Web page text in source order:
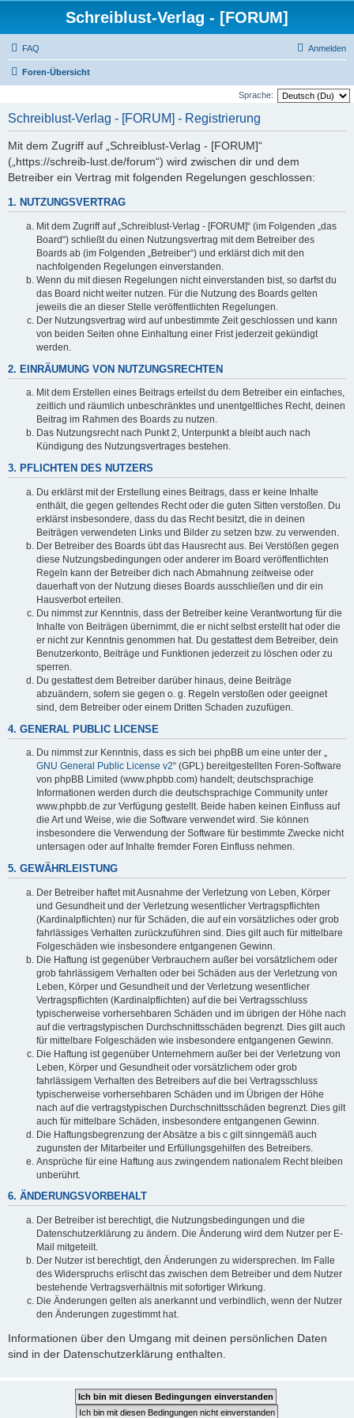
Schreiblust-Verlag - [FORUM]
FAQ Anmelden
Foren-Übersicht
Sprache:
Schreiblust-Verlag - [FORUM] - Registrierung
Mit dem Zugriff auf „Schreiblust-Verlag - [FORUM]“
(„https://schreib-lust.de/forum“) wird zwischen dir und dem
Betreiber ein Vertrag mit folgenden Regelungen geschlossen:
1. NUTZUNGSVERTRAG
Mit dem Zugriff auf „Schreiblust-Verlag - [FORUM]“ (im Folgenden „das
Board“) schließt du einen Nutzungsvertrag mit dem Betreiber des
Boards ab (im Folgenden „Betreiber“) und erklärst dich mit den
nachfolgenden Regelungen einverstanden.
Wenn du mit diesen Regelungen nicht einverstanden bist, so darfst du
das Board nicht weiter nutzen. Für die Nutzung des Boards gelten
jeweils die an dieser Stelle veröffentlichten Regelungen.
Der Nutzungsvertrag wird auf unbestimmte Zeit geschlossen und kann
von beiden Seiten ohne Einhaltung einer Frist jederzeit gekündigt
werden.
2. EINRÄUMUNG VON NUTZUNGSRECHTEN
Mit dem Erstellen eines Beitrags erteilst du dem Betreiber ein einfaches,
zeitlich und räumlich unbeschränktes und unentgeltliches Recht, deinen
Beitrag im Rahmen des Boards zu nutzen.
Das Nutzungsrecht nach Punkt 2, Unterpunkt a bleibt auch nach
Kündigung des Nutzungsvertrages bestehen.
3. PFLICHTEN DES NUTZERS
Du erklärst mit der Erstellung eines Beitrags, dass er keine Inhalte
enthält, die gegen geltendes Recht oder die guten Sitten verstoßen. Du
erklärst insbesondere, dass du das Recht besitzt, die in deinen
Beiträgen verwendeten Links und Bilder zu setzen bzw. zu verwenden.
Der Betreiber des Boards übt das Hausrecht aus. Bei Verstößen gegen
diese Nutzungsbedingungen oder anderer im Board veröffentlichten
Regeln kann der Betreiber dich nach Abmahnung zeitweise oder
dauerhaft von der Nutzung dieses Boards ausschließen und dir ein
Hausverbot erteilen.
Du nimmst zur Kenntnis, dass der Betreiber keine Verantwortung für die
Inhalte von Beiträgen übernimmt, die er nicht selbst erstellt hat oder die
er nicht zur Kenntnis genommen hat. Du gestattest dem Betreiber, dein
Benutzerkonto, Beiträge und Funktionen jederzeit zu löschen oder zu
sperren.
Du gestattest dem Betreiber darüber hinaus, deine Beiträge
abzuändern, sofern sie gegen o. g. Regeln verstoßen oder geeignet
sind, dem Betreiber oder einem Dritten Schaden zuzufügen.
4. GENERAL PUBLIC LICENSE
Du nimmst zur Kenntnis, dass es sich bei phpBB um eine unter der „
GNU General Public License v2“ (GPL) bereitgestellten Foren-Software
von phpBB Limited (www.phpbb.com) handelt; deutschsprachige
Informationen werden durch die deutschsprachige Community unter
www.phpbb.de zur Verfügung gestellt. Beide haben keinen Einfluss auf
die Art und Weise, wie die Software verwendet wird. Sie können
insbesondere die Verwendung der Software für bestimmte Zwecke nicht
untersagen oder auf Inhalte fremder Foren Einfluss nehmen.
5. GEWÄHRLEISTUNG
Der Betreiber haftet mit Ausnahme der Verletzung von Leben, Körper
und Gesundheit und der Verletzung wesentlicher Vertragspflichten
(Kardinalpflichten) nur für Schäden, die auf ein vorsätzliches oder grob
fahrlässiges Verhalten zurückzuführen sind. Dies gilt auch für mittelbare
Folgeschäden wie insbesondere entgangenen Gewinn.
Die Haftung ist gegenüber Verbrauchern außer bei vorsätzlichem oder
grob fahrlässigem Verhalten oder bei Schäden aus der Verletzung von
Leben, Körper und Gesundheit und der Verletzung wesentlicher
Vertragspflichten (Kardinalpflichten) auf die bei Vertragsschluss
typischerweise vorhersehbaren Schäden und im übrigen der Höhe nach
auf die vertragstypischen Durchschnittsschäden begrenzt. Dies gilt auch
für mittelbare Folgeschäden wie insbesondere entgangenen Gewinn.
Die Haftung ist gegenüber Unternehmern außer bei der Verletzung von
Leben, Körper und Gesundheit oder vorsätzlichem oder grob
fahrlässigem Verhalten des Betreibers auf die bei Vertragsschluss
typischerweise vorhersehbaren Schäden und im Übrigen der Höhe
nach auf die vertragstypischen Durchschnittsschäden begrenzt. Dies gilt
auch für mittelbare Schäden, insbesondere entgangenen Gewinn.
Die Haftungsbegrenzung der Absätze a bis c gilt sinngemäß auch
zugunsten der Mitarbeiter und Erfüllungsgehilfen des Betreibers.
Ansprüche für eine Haftung aus zwingendem nationalem Recht bleiben
unberührt.
6. ÄNDERUNGSVORBEHALT
Der Betreiber ist berechtigt, die Nutzungsbedingungen und die
Datenschutzerklärung zu ändern. Die Änderung wird dem Nutzer per E-
Mail mitgeteilt.
Der Nutzer ist berechtigt, den Änderungen zu widersprechen. Im Falle
des Widerspruchs erlischt das zwischen dem Betreiber und dem Nutzer
bestehende Vertragsverhältnis mit sofortiger Wirkung.
Die Änderungen gelten als anerkannt und verbindlich, wenn der Nutzer
den Änderungen zugestimmt hat.
Informationen über den Umgang mit deinen persönlichen Daten
sind in der Datenschutzerklärung enthalten.